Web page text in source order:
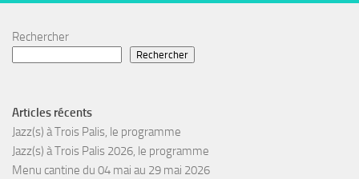
Rechercher
Rechercher
Articles récents
Jazz(s) à Trois Palis, le programme
Jazz(s) à Trois Palis 2026, le programme
Menu cantine du 04 mai au 29 mai 2026